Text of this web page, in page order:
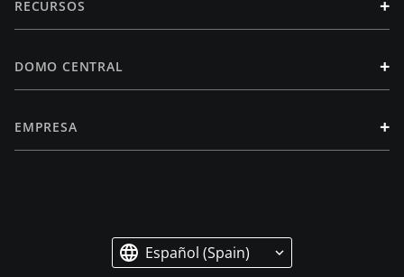
RECURSOS +
DOMO CENTRAL +
EMPRESA +
Español (Spain)